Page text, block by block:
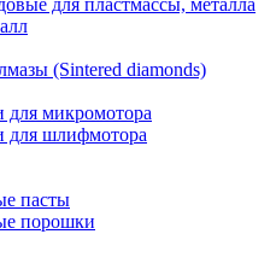
для пластмассы, металла
(Sintered diamonds)
микромотора
для шлифмотора
пасты
порошки